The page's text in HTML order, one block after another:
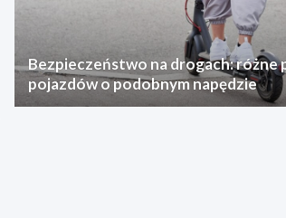
Bezpieczeństwo na drogach: różne
pojazdów o podobnym napędzie